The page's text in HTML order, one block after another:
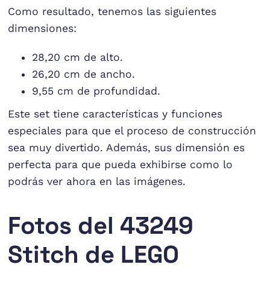
Como resultado, tenemos las siguientes
dimensiones:
28,20 cm de alto.
26,20 cm de ancho.
9,55 cm de profundidad.
Este set tiene características y funciones
especiales para que el proceso de construcción
sea muy divertido. Además, sus dimensión es
perfecta para que pueda exhibirse como lo
podrás ver ahora en las imágenes.
Fotos del 43249
Stitch de LEGO